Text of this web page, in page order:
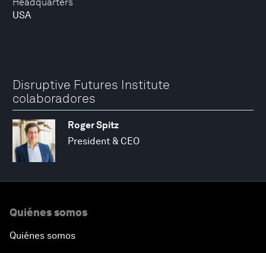
USA
Disruptive Futures Institute
colaboradores
Roger Spitz
President & CEO
Quiénes somos
Quiénes somos